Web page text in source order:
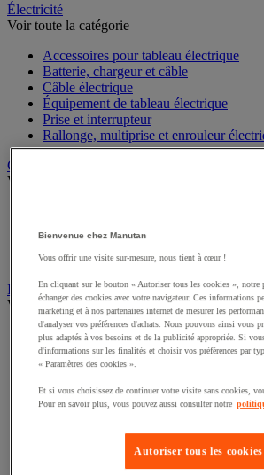
Électricité
Voir toute la catégorie
Accessoires pour tableau électrique
Batterie, chargeur et câble
Câble électrique
Équipement de tableau électrique
Prise et interrupteur
Rallonge, multiprise et enrouleur
Graissage et lubrifiant
Voir toute la catégorie
Lubrifiant et dégrippant
Outils de graissage
Instrument de mesure
Voir toute la catégorie
Balance industrielle
Compteur et compteur-métreur
Dynamomètre
Instrument de mesure de laboratoire
Mesure de la vitesse
Mesure de l'environnement
Bienvenue chez Manutan
Vous offrir une visite sur-mesure, nous tient à cœur !
En cliquant sur le bouton « Autoriser tous les cookies », notre
échanger des cookies avec votre navigateur. Ces informations
marketing et à nos partenaires internet de mesurer les
d'analyser vos préférences d'achats. Nous pouvons ainsi vous
plus adaptés à vos besoins et de la publicité appropriée. Si
d'informations sur les finalités et choisir vos préférences par
« Paramètres des cookies ».
Et si vous choisissez de continuer votre visite sans cookies,
Pour en savoir plus, vous pouvez aussi consulter notre
Autoriser tous les cookies